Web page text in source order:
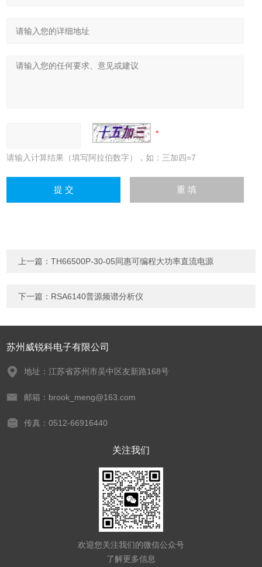
请输入计算结果（填写阿拉伯数字），如：三加四=7
上一篇：TH66500P-30-05同惠可编程大功率直流电源
下一篇： RSA6140普源频谱分析仪
苏州威锐科电子有限公司
地址：江苏省苏州市吴中区友新路168号
邮箱：brook_meng@163.com
传真：0512-66916440
关注我们
欢迎您关注我们的微信公众号
了解更多信息